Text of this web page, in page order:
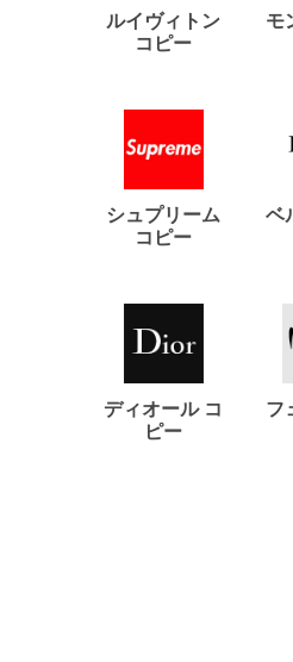
ルイヴィトン
コピー
モ
シュプリーム
コピー
ベ
ディオール コ
ピー
フ